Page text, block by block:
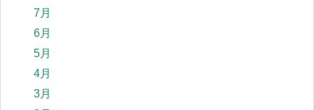
7月
6月
5月
4月
3月